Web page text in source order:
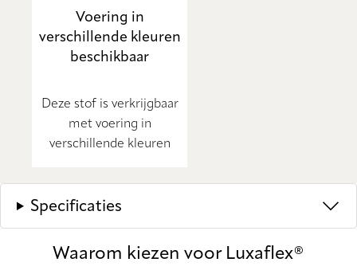
Voering in
verschillende kleuren
beschikbaar
Deze stof is verkrijgbaar
met voering in
verschillende kleuren
Specificaties
Waarom kiezen voor Luxaflex®